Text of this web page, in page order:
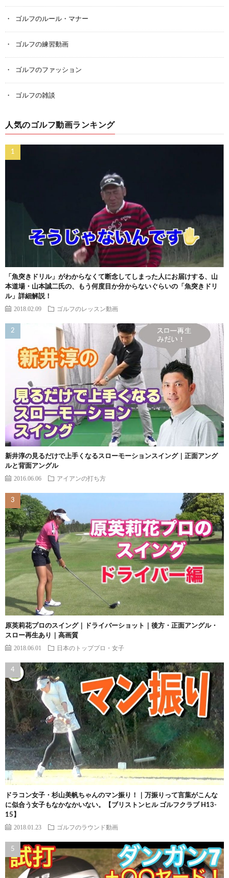
ゴルフのルール・マナー
ゴルフの練習動画
ゴルフのファッション
ゴルフの雑談
人気のゴルフ動画ランキング
「魚突きドリル」がわからなくて断念してしまった人にお届けする、山
本道場・山本誠二氏の、もう何度目か分からないぐらいの「魚突きドリ
ル」詳細解説！
2018.02.09 ゴルフのレッスン動画
新井淳の見るだけで上手くなるスローモーションスイング｜正面アング
ルと背面アングル
2016.06.06 アイアンの打ち方
原英莉花プロのスイング｜ドライバーショット｜後方・正面アングル・
スロー再生あり｜高画質
2018.06.01 日本のトッププロ・女子
ドラコン女子・杉山美帆ちゃんのマン振り！｜万振りって言葉がこんな
に似合う女子もなかなかいない。【ブリストンヒル ゴルフクラブ H13-
15】
2018.01.23 ゴルフのラウンド動画